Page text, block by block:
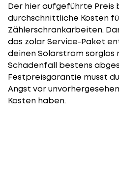
Der hier aufgeführte
durchschnittliche Kosten
Zählerschrankarbeiten.
das zolar Service-Paket
deinen Solarstrom sorglos
Schadenfall bestens
Festpreisgarantie musst
Angst vor
Kosten haben.